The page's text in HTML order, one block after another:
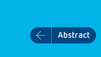
Abstract